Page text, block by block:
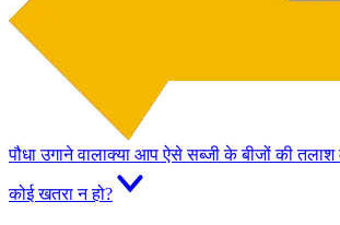
पौधा उगाने वालाक्या आप ऐसे सब्जी के बीजों की
कोई खतरा न हो?